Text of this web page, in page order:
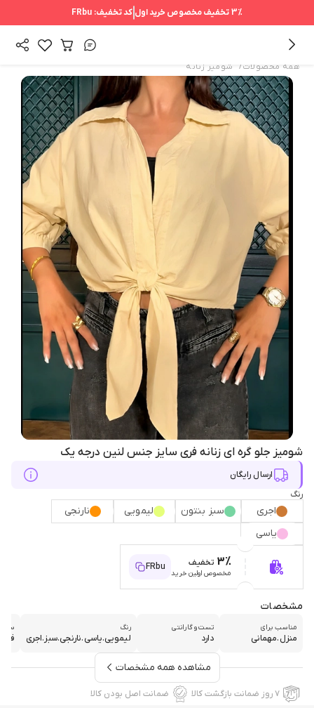
3%تخفیف مخصوص خرید اول کد تخفیف: FRbu
همه محصولات/ شومیز زنانه
شومیز جلو گره ای زنانه فری سایز جنس لنین درجه یک
ارسال رایگان
رنگ
اجری سبز بنتون لیمویی
نارنجی
یاسی
3% تخفیف
مخصوص اولین خرید
FRbu
مشخصات
مناسب برای
منزل.مهمانی
تست و گارانتی
دارد
رنگ
لیمویی.یاسی.نارنجی.سبز.اجری
سایز
فری
مشاهده همه مشخصات
۷ روز ضمانت بازگشت کالا ضمانت اصل بودن کالا